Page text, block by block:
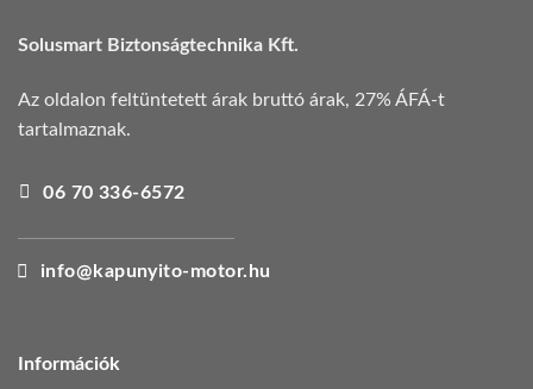
Solusmart Biztonságtechnika Kft.
Az oldalon feltüntetett árak bruttó árak, 27% ÁFÁ-t
tartalmaznak.
06 70 336-6572
info@kapunyito-motor.hu
Információk